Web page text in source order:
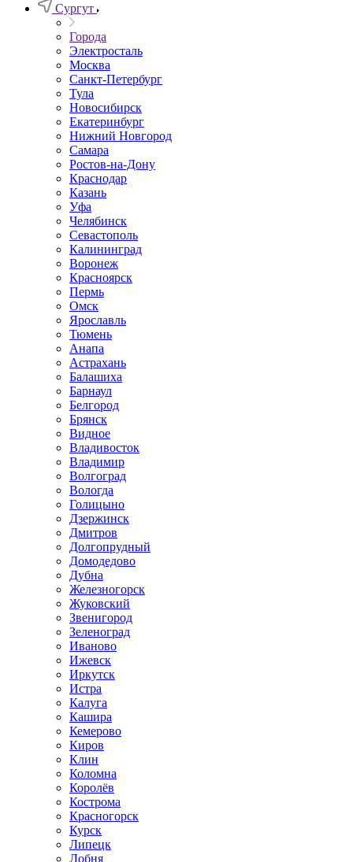
Сургут
Города
Электросталь
Москва
Санкт-Петербург
Тула
Новосибирск
Екатеринбург
Нижний Новгород
Самара
Ростов-на-Дону
Краснодар
Казань
Уфа
Челябинск
Севастополь
Калининград
Воронеж
Красноярск
Пермь
Омск
Ярославль
Тюмень
Анапа
Астрахань
Балашиха
Барнаул
Белгород
Брянск
Видное
Владивосток
Владимир
Волгоград
Вологда
Голицыно
Дзержинск
Дмитров
Долгопрудный
Домодедово
Дубна
Железногорск
Жуковский
Звенигород
Зеленоград
Иваново
Ижевск
Иркутск
Истра
Калуга
Кашира
Кемерово
Киров
Клин
Коломна
Королёв
Кострома
Красногорск
Курск
Липецк
Лобня